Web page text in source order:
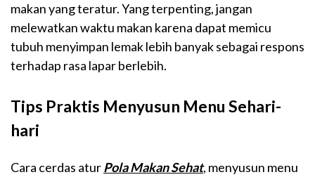
makan yang teratur. Yang terpenting, jangan
melewatkan waktu makan karena dapat memicu
tubuh menyimpan lemak lebih banyak sebagai respons
terhadap rasa lapar berlebih.
Tips Praktis Menyusun Menu Sehari-
hari
Cara cerdas aturPola Makan Sehat, menyusun menu